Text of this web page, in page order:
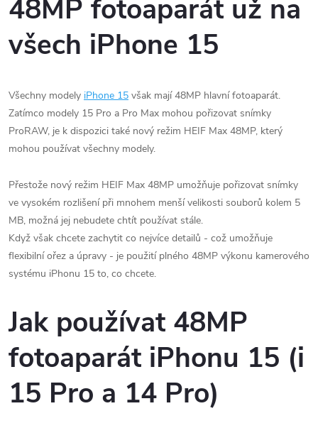
48MP fotoaparát už na
všech iPhone 15
Všechny modely iPhone 15 však mají 48MP hlavní fotoaparát.
Zatímco modely 15 Pro a Pro Max mohou pořizovat snímky
ProRAW, je k dispozici také nový režim HEIF Max 48MP, který
mohou používat všechny modely.
Přestože nový režim HEIF Max 48MP umožňuje pořizovat snímky
ve vysokém rozlišení při mnohem menší velikosti souborů kolem 5
MB, možná jej nebudete chtít používat stále.
Když však chcete zachytit co nejvíce detailů - což umožňuje
flexibilní ořez a úpravy - je použití plného 48MP výkonu kamerového
systému iPhonu 15 to, co chcete.
Jak používat 48MP
fotoaparát iPhonu 15 (i
15 Pro a 14 Pro)